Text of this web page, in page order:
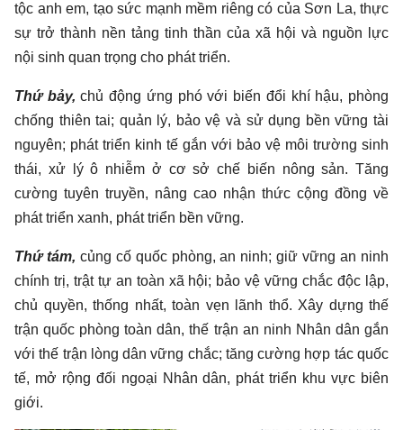
tộc anh em, tạo sức mạnh mềm riêng có của Sơn La, thực
sự trở thành nền tảng tinh thần của xã hội và nguồn lực
nội sinh quan trọng cho phát triển.
Thứ bảy, chủ động ứng phó với biến đổi khí hậu, phòng
chống thiên tai; quản lý, bảo vệ và sử dụng bền vững tài
nguyên; phát triển kinh tế gắn với bảo vệ môi trường sinh
thái, xử lý ô nhiễm ở cơ sở chế biến nông sản. Tăng
cường tuyên truyền, nâng cao nhận thức cộng đồng về
phát triển xanh, phát triển bền vững.
Thứ tám, củng cố quốc phòng, an ninh; giữ vững an ninh
chính trị, trật tự an toàn xã hội; bảo vệ vững chắc độc lập,
chủ quyền, thống nhất, toàn vẹn lãnh thổ. Xây dựng thế
trận quốc phòng toàn dân, thế trận an ninh Nhân dân gắn
với thế trận lòng dân vững chắc; tăng cường hợp tác quốc
tế, mở rộng đối ngoại Nhân dân, phát triển khu vực biên
giới.